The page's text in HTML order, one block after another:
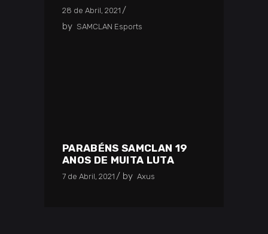
28 de Abril, 2021
by SAMCLAN Esports
PARABÉNS SAMCLAN 19
ANOS DE MUITA LUTA
7 de Abril, 2021 by Axus